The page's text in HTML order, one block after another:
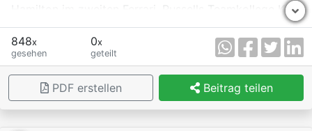
Hamilton im zweiten Ferrari. Russells Teamkollege Kimi
Antonelli landete auf dem vierten Platz vor Max
Verstappen, der in einer sehr schnellen Runde ins
Kiesbett abflog. "Ich weiß noch nicht woran es lag"
meinte Verstappen zerknirscht.
Die Hitze wird vor allem die Fans auf den nicht
überdachten Tribünen am Red-Bull-Ring treffen. Die
Veranstalter empfehlen das Tragen einer
848x
gesehen
0x
geteilt
PDF erstellen Beitrag teilen